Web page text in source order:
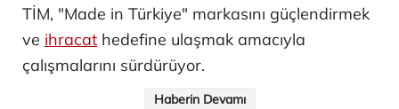
TİM, "Made in Türkiye" markasını güçlendirmek
ve ihracat hedefine ulaşmak amacıyla
çalışmalarını sürdürüyor.
Haberin Devamı